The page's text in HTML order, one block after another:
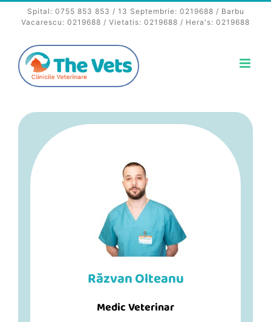
Spital: 0755 853 853 / 13 Septembrie: 0219688 / Barbu
Vacarescu: 0219688 / Vietatis: 0219688 / Hera's: 0219688
Răzvan Olteanu
Medic Veterinar